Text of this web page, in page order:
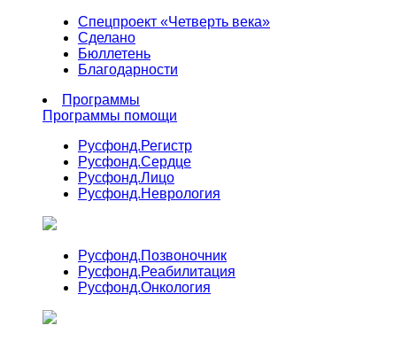
Спецпроект «Четверть века»
Сделано
Бюллетень
Благодарности
Программы
Программы помощи
Русфонд.Регистр
Русфонд.Сердце
Русфонд.Лицо
Русфонд.Неврология
Русфонд.Позвоночник
Русфонд.Реабилитация
Русфонд.Онкология